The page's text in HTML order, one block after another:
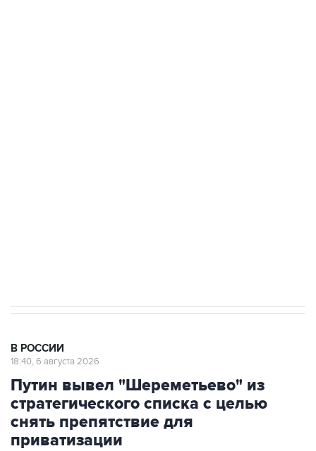
В РОССИИ
18:40, 6 августа 2026
Путин вывел "Шереметьево" из
стратегического списка с целью
снять препятствие для
приватизации